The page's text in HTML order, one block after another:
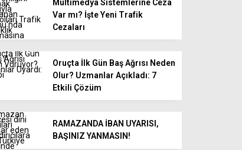
Multimedya Sistemlerine Ceza
Var mı? İşte Yeni Trafik
Cezaları
Oruçta İlk Gün Baş Ağrısı Neden
Olur? Uzmanlar Açıkladı: 7
Etkili Çözüm
RAMAZANDA İBAN UYARISI,
BAŞINIZ YANMASIN!